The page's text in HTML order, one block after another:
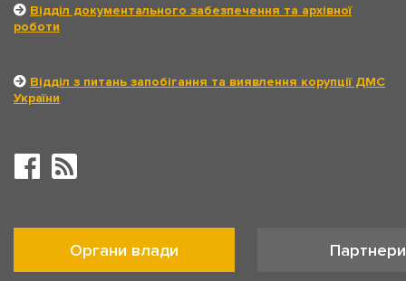
Відділ документального забезпечення та архівної
роботи
Відділ з питань запобігання та виявлення корупції ДМС
України
Органи влади Партнери